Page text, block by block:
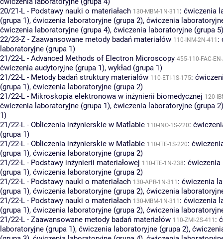
20/21-L - Podstawy nauki o materiałach 130-MBM-1N-311 : ćwiczenia
(grupa 1), ćwiczenia laboratoryjne (grupa 2), ćwiczenia
ćwiczenia laboratoryjne (grupa 4), ćwiczenia laboratoryjne (grupa 5)
22/23-Z - Zaawansowane metody badań materiałów 110-INM-2N-411 :
laboratoryjne (grupa 1)
21/22-L - Advanced Methods of Electron Microscopy 455-110-FAC-
ćwiczenia audytoryjne (grupa 1), wykład (grupa 1)
21/22-L - Metody badań struktury materiałów 110-ETI-1S-175:
(grupa 1), ćwiczenia laboratoryjne (grupa 2)
21/22-L - Mikroskopia elektronowa w inżynierii biomedycznej 120-
ćwiczenia laboratoryjne (grupa 1), ćwiczenia laboratoryjne (grupa 2)
1)
21/22-L - Obliczenia inżynierskie w Matlabie 110-INO-1S-220:
(grupa 1)
21/22-L - Obliczenia inżynierskie w Matlabie 110-ITE-1S-220:
(grupa 1), ćwiczenia laboratoryjne (grupa 2)
21/22-L - Podstawy inżynierii materiałowej 110-ITE-1N-238: ćwiczenia
(grupa 1), ćwiczenia laboratoryjne (grupa 2)
21/22-L - Podstawy nauki o materiałach 130-APR-1N-311 : ćwiczenia
(grupa 1), ćwiczenia laboratoryjne (grupa 2), ćwiczenia
21/22-L - Podstawy nauki o materiałach 130-MBM-1N-311 : ćwiczenia
(grupa 1), ćwiczenia laboratoryjne (grupa 2), ćwiczenia
21/22-L - Zaawansowane metody badań materiałów 110-ZMI-2S-411 :
laboratoryjne (grupa 1), ćwiczenia laboratoryjne (grupa 2),